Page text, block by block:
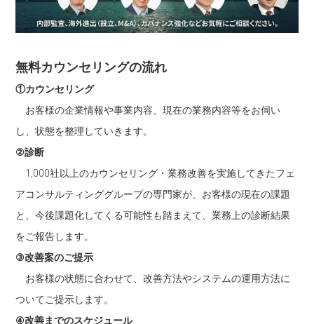
無料カウンセリングの流れ
①カウンセリング
お客様の企業情報や事業内容、現在の業務内容等をお伺い
し、状態を整理していきます。
②診断
1,000社以上のカウンセリング・業務改善を実施してきたフェ
アコンサルティンググループの専門家が、お客様の現在の課題
と、今後課題化してくる可能性も踏まえて、業務上の診断結果
をご報告します。
③改善案のご提示
お客様の状態に合わせて、改善方法やシステムの運用方法に
ついてご提示します。
④改善までのスケジュール